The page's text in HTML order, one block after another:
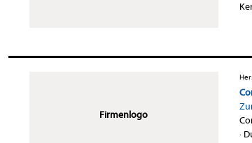
Firmenlogo
·